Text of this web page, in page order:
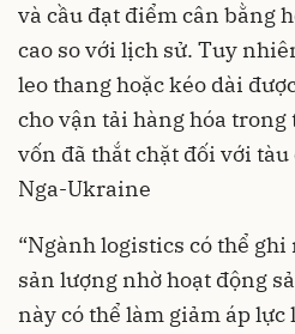
và cầu đạt điểm cân bằng
cao so với lịch sử. Tuy
leo thang hoặc kéo dài
chovận tải hàng hóa trong
vốn đã thắt chặt đối với
Nga-Ukraine
“Ngành logistics có thể
sản lượng nhờ hoạt động
này có thể làm giảm áp